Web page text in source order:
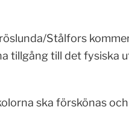
Stålfors
tillgång till det fysiska
ska förskönas